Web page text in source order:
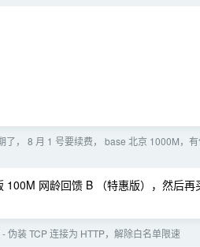
了， 8 月 1 号要续费， base 北京 1000M，
网龄回馈 B （特惠版），然后再
伪装 TCP 连接为 HTTP，解除白名单限速